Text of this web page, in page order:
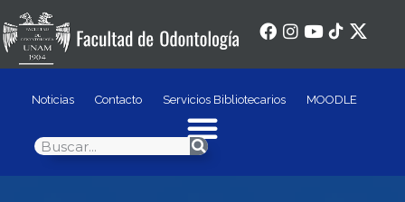
Noticias Contacto Servicios Bibliotecarios MOODLE